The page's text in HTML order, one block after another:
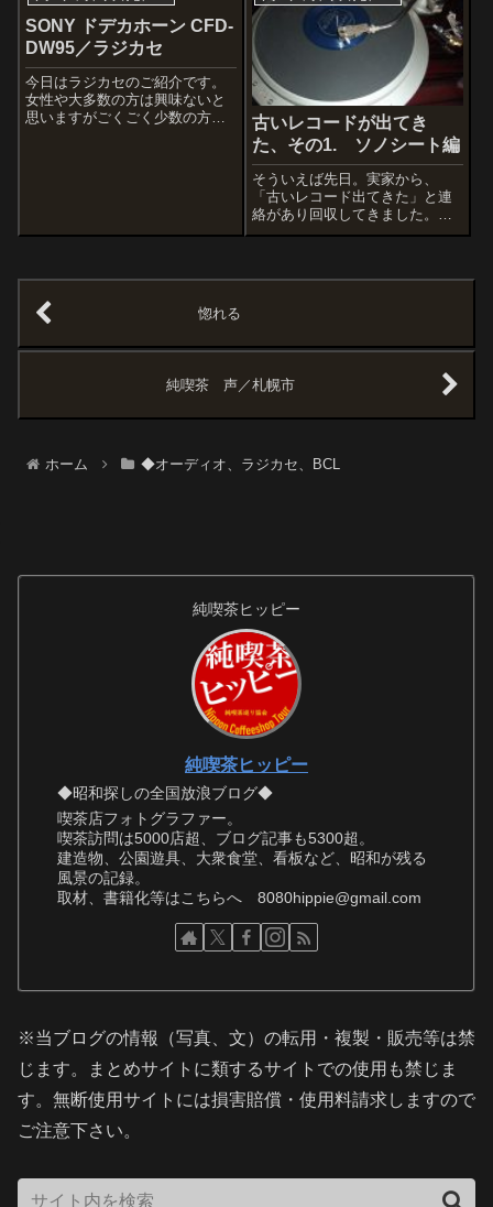
り出したら、まずはレコードス
プレーを盤面に均一に吹きかけ
る。そして、盤面が乾かないう
ちにベルベットの...
SONY ドデカホーン CFD-
DW95／ラジカセ
今日はラジカセのご紹介です。
女性や大多数の方は興味ないと
思いますがごくごく少数の方は
古いレコードが出てき
た、その1. ソノシート編
そういえば先日。実家から、
「古いレコード出てきた」と連
絡があり回収してきました。Ｌ
Ｐが１００枚くらいあったけど
のシングルレコード、雑誌のお
惚れる
純喫茶 声／札幌市
ホーム ◆オーディオ、ラジカセ、BCL
純喫茶ヒッピー
純喫茶ヒッピー
◆昭和探しの全国放浪ブログ◆
喫茶店フォトグラファー。
喫茶訪問は5000店超、ブログ記事も5300超。
建造物、公園遊具、大衆食堂、看板など、昭和が残る
風景の記録。
取材、書籍化等はこちらへ 8080hippie@gmail.com
※当ブログの情報（写真、文）の転用・複製・販売等は禁
じます。まとめサイトに類するサイトでの使用も禁じま
す。無断使用サイトには損害賠償・使用料請求しますので
ご注意下さい。